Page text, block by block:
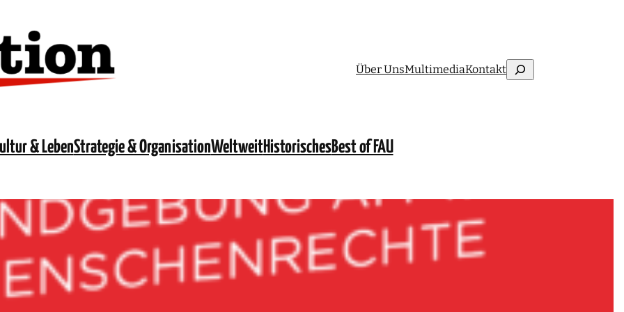
Über UnsMultimediaKontaktSuchen
& LebenStrategie & OrganisationWeltweitHistorischesBest of FAU